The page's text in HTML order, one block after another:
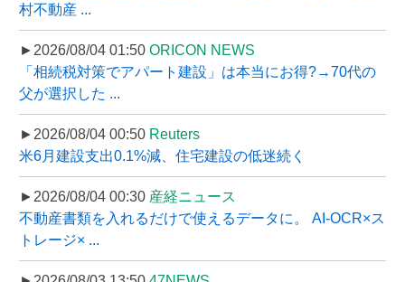
村不動産 ...
►2026/08/04 01:50 ORICON NEWS
「相続税対策でアパート建設」は本当にお得?→70代の
父が選択した ...
►2026/08/04 00:50 Reuters
米6月建設支出0.1%減、住宅建設の低迷続く
►2026/08/04 00:30 産経ニュース
不動産書類を入れるだけで使えるデータに。 AI-OCR×ス
トレージ× ...